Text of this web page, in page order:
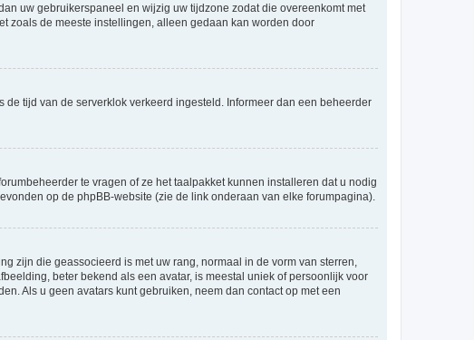
uw gebruikerspaneel en wijzig uw tijdzone zodat die overeenkomt met
zoals de meeste instellingen, alleen gedaan kan worden door
tijd van de serverklok verkeerd ingesteld. Informeer dan een beheerder
te vragen of ze het taalpakket kunnen installeren dat u nodig
op de phpBB-website (zie de link onderaan van elke forumpagina).
zijn die geassocieerd is met uw rang, normaal in de vorm van sterren,
beter bekend als een avatar, is meestal uniek of persoonlijk voor
Als u geen avatars kunt gebruiken, neem dan contact op met een